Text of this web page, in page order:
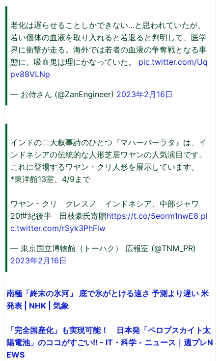
老化は遅らせることしかできない…と思われていたが、
若い個体の血液を取り入れると若返ると判明して、医学
界に衝撃が走る。海外では若者の血液の争奪戦となる事
態に。吸血鬼は理にかなっていた。 pic.twitter.com/Uq
pv88VLNp
— お侍さん (@ZanEngineer) 2023年2月16日
インドの二大叙事詩のひとつ『マハーバーラタ』は、イ
ンドネシアの伝統的な人形芝居ワヤンの人気演目です。
これに登場するワヤン・クリ人形を展示しています。
*東洋館13室、4/9まで
ワヤン・クリ クレスノ インドネシア、中部ジャワ
20世紀後半 田枝豪氏寄贈https://t.co/5eorm1nwE8 pi
c.twitter.com/rSyk3PhFlw
— 東京国立博物館（トーハク） 広報室 (@TNM_PR)
2023年2月16日
南極「終末の氷河」 底で氷がとける速さ 予測より遅い 米
発表 | NHK | 気象
「完全国産化」も実現可能！ 日本発「ペロブスカイト太
陽電池」のココがすごい!! - IT・科学 - ニュース｜週プレN
EWS